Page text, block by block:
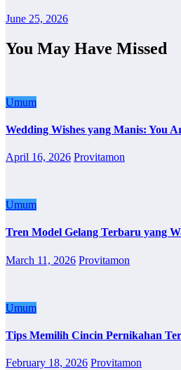
June 25, 2026
You May Have Missed
Umum
Wedding Wishes yang Manis: You
April 16, 2026 Provitamon
Umum
Tren Model Gelang Terbaru yang
March 11, 2026 Provitamon
Umum
Tips Memilih Cincin Pernikahan
February 18, 2026 Provitamon